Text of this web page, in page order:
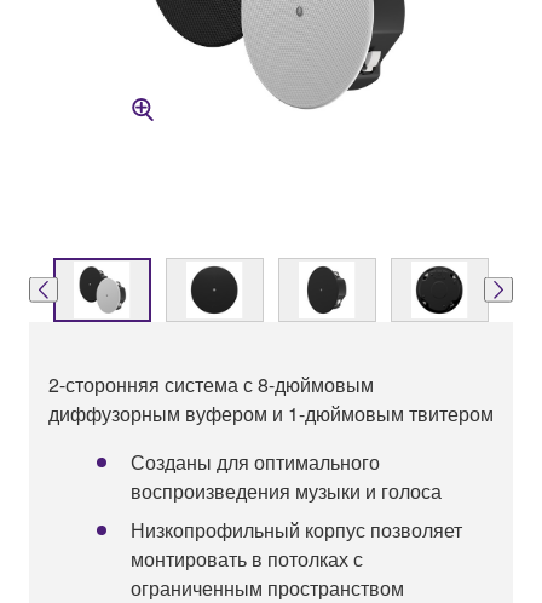
2-сторонняя система с 8-дюймовым
диффузорным вуфером и 1-дюймовым твитером
Созданы для оптимального
воспроизведения музыки и голоса
Низкопрофильный корпус позволяет
монтировать в потолках с
ограниченным пространством